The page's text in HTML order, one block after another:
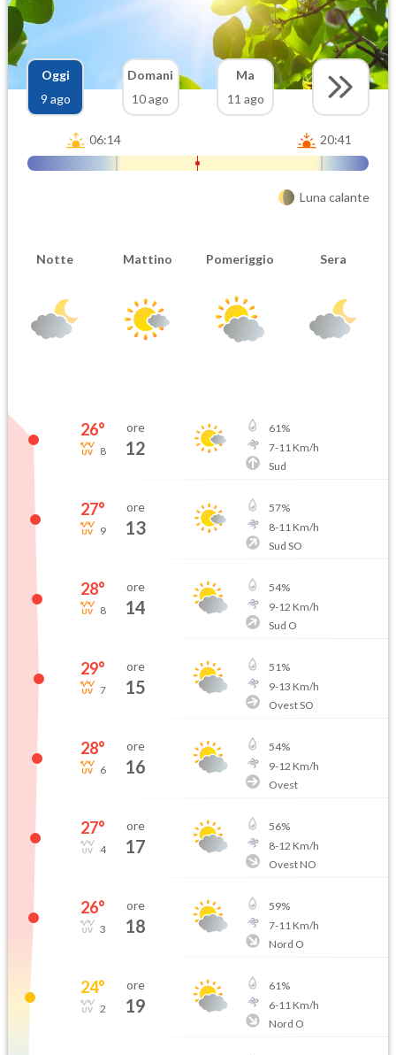
Oggi
9 ago
Domani
10 ago
Ma
11 ago
06:14 20:41
Luna calante
Notte Mattino Pomeriggio Sera
26°
8
ore
12
61%
7-11 Km/h
Sud
27°
9
ore
13
57%
8-11 Km/h
Sud SO
28°
8
ore
14
54%
9-12 Km/h
Sud O
29°
7
ore
15
51%
9-13 Km/h
Ovest SO
28°
6
ore
16
54%
9-12 Km/h
Ovest
27°
4
ore
17
56%
8-12 Km/h
Ovest NO
26°
3
ore
18
59%
7-11 Km/h
Nord O
24°
2
ore
19
61%
6-11 Km/h
Nord O